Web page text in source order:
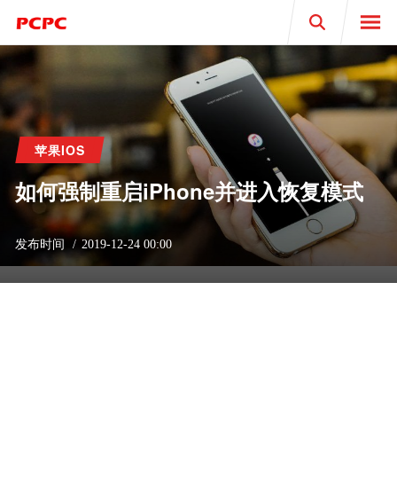
Search
苹果IOS
如何强制重启iPhone并进入恢复模式
发布时间 2019-12-24 00:00